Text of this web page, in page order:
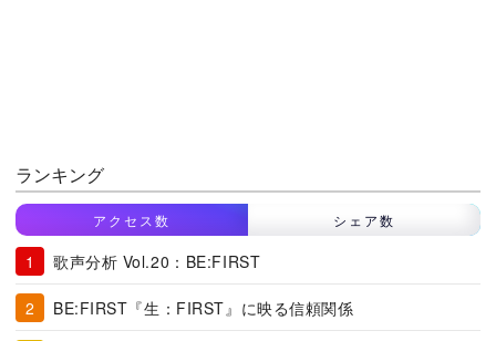
ランキング
アクセス数 シェア数
歌声分析 Vol.20：BE:FIRST
BE:FIRST『生：FIRST』に映る信頼関係